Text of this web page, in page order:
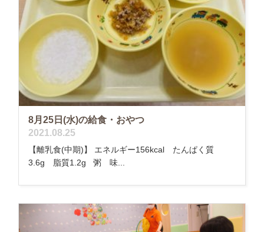
8月25日(水)の給食・おやつ
2021.08.25
【離乳食(中期)】 エネルギー156kcal たんぱく質
3.6g 脂質1.2g 粥 味...